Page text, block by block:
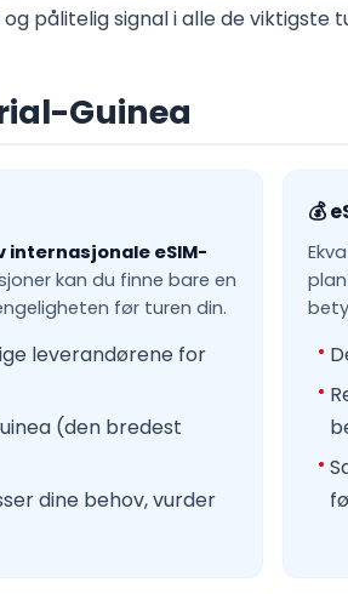
pålitelig signal i alle de viktigste
Guinea
eSIM-
kan du finne bare en
før turen din.
leverandørene for
(den bredest
dine behov, vurder
💰